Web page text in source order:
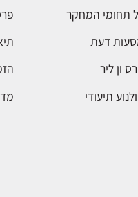
תחומי המחקר
דעת
ון ליר
תיעודי